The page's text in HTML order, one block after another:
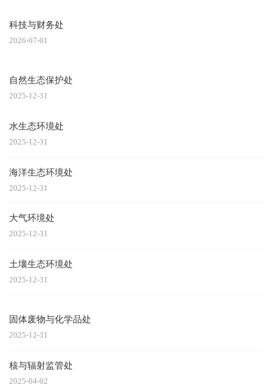
科技与财务处
2026-07-01
自然生态保护处
2025-12-31
水生态环境处
2025-12-31
海洋生态环境处
2025-12-31
大气环境处
2025-12-31
土壤生态环境处
2025-12-31
固体废物与化学品处
2025-12-31
核与辐射监管处
2025-04-02